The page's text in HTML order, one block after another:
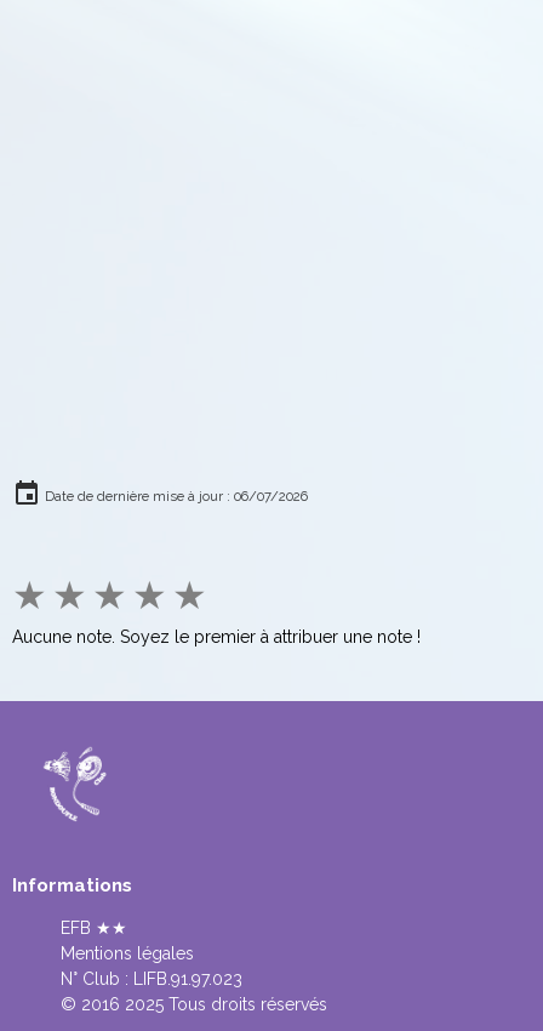
Date de dernière mise à jour : 06/07/2026
★ ★ ★ ★ ★
Aucune note. Soyez le premier à attribuer une note !
Informations
EFB ★★
Mentions légales
N° Club :
LIFB.91.97.023
© 2016 2025 Tous droits réservés